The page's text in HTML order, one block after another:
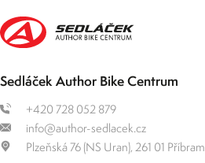
Sedláček Author Bike Centrum
+420 728 052 879
info@author-sedlacek.cz
Plzeňská 76 (NS Uran), 261 01 Příbram